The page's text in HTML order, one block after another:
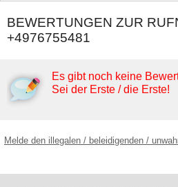
BEWERTUNGEN ZUR
+4976755481
Es gibt noch keine
Sei der Erste / die Erste!
Melde den illegalen / beleidigenden /